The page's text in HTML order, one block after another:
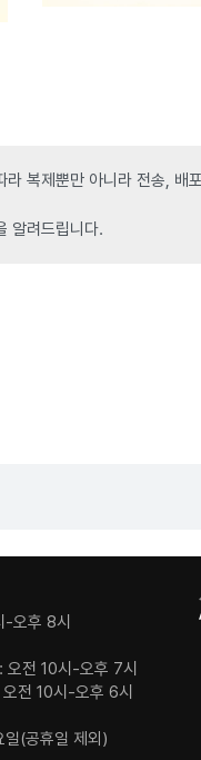
복제뿐만 아니라 전송, 배
알려드립니다.
-오후 8시
전 10시-오후 7시
전 10시-오후 6시
일(공휴일 제외)